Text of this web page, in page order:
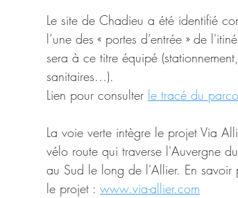
Le site de Chadieu a été identifié
l’une des « portes d’entrée » de
sera à ce titre équipé (stationnement,
sanitaires…).
Lien pour consulter le tracé du
La voie verte intègre le projet Via
vélo route qui traverse l'Auvergne
au Sud le long de l'Allier. En savoir
le projet : www.via-allier.com